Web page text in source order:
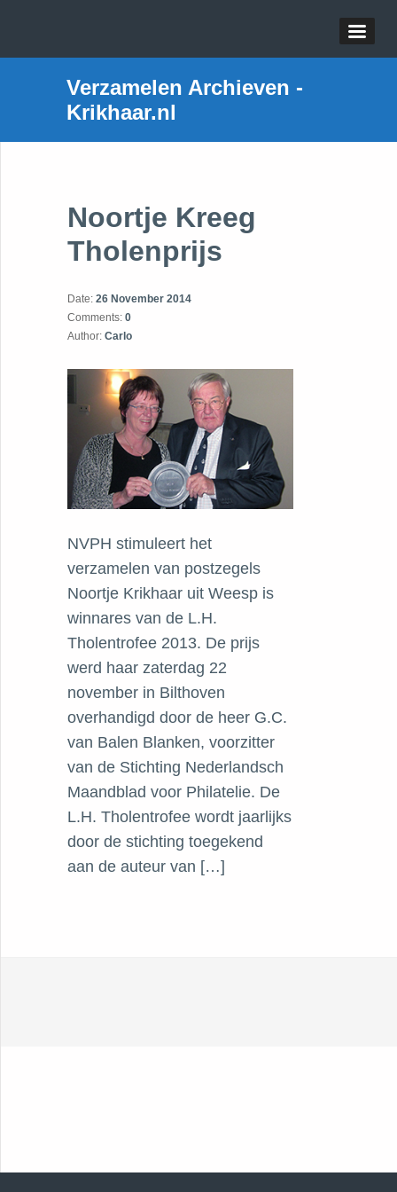
Verzamelen Archieven -
Krikhaar.nl
Noortje Kreeg
Tholenprijs
Date: 26 November 2014
Comments: 0
Author: Carlo
NVPH stimuleert het
verzamelen van postzegels
Noortje Krikhaar uit Weesp is
winnares van de L.H.
Tholentrofee 2013. De prijs
werd haar zaterdag 22
november in Bilthoven
overhandigd door de heer G.C.
van Balen Blanken, voorzitter
van de Stichting Nederlandsch
Maandblad voor Philatelie. De
L.H. Tholentrofee wordt jaarlijks
door de stichting toegekend
aan de auteur van […]